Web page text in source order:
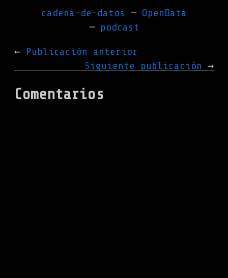
cadena-de-datos
OpenData
podcast
Publicación anterior
Siguiente publicación
Comentarios